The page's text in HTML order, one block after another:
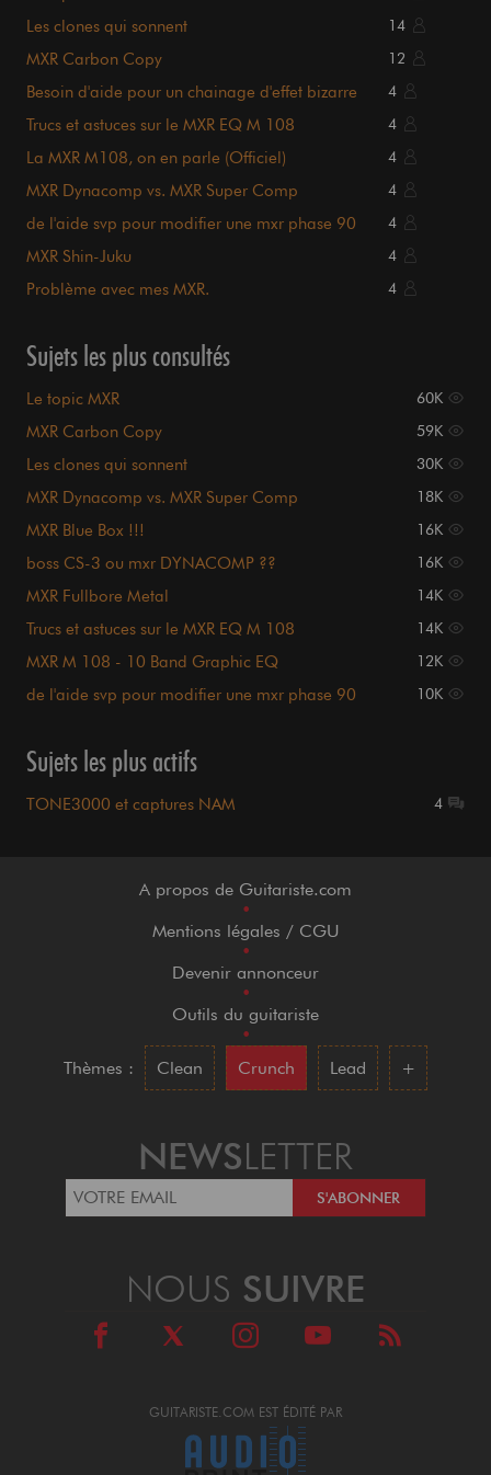
Les clones qui sonnent 14
MXR Carbon Copy 12
Besoin d'aide pour un chainage d'effet bizarre 4
Trucs et astuces sur le MXR EQ M 108 4
La MXR M108, on en parle (Officiel) 4
MXR Dynacomp vs. MXR Super Comp 4
de l'aide svp pour modifier une mxr phase 90 4
MXR Shin-Juku 4
Problème avec mes MXR. 4
Sujets les plus consultés
Le topic MXR 60K
MXR Carbon Copy 59K
Les clones qui sonnent 30K
MXR Dynacomp vs. MXR Super Comp 18K
MXR Blue Box !!! 16K
boss CS-3 ou mxr DYNACOMP ?? 16K
MXR Fullbore Metal 14K
Trucs et astuces sur le MXR EQ M 108 14K
MXR M 108 - 10 Band Graphic EQ 12K
de l'aide svp pour modifier une mxr phase 90 10K
Sujets les plus actifs
TONE3000 et captures NAM 4
A propos de Guitariste.com
•
Mentions légales / CGU
•
Devenir annonceur
•
Outils du guitariste
•
Thèmes :
Clean Crunch Lead +
NEWSLETTER
GUITARISTE.COM EST ÉDITÉ PAR
NOUS SUIVRE